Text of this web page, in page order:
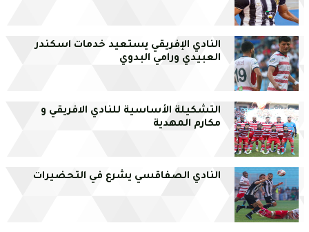
النادي الإفريقي يستعيد خدمات اسكندر
العبيدي ورامي البدوي
التشكيلة الأساسية للنادي الافريقي و
مكارم المهدية
النادي الصفاقسي يشرع في التحضيرات